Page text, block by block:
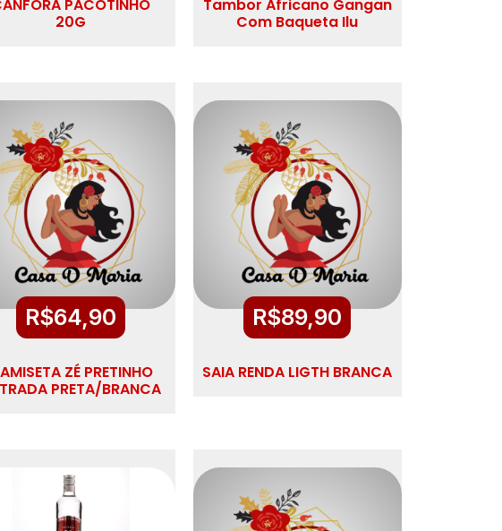
PACOTINHO
20G
Tambor Africano Gangan
Com Baqueta Ilu
R$64,90
ZÉ PRETINHO
PRETA/BRANCA
R$89,90
SAIA RENDA LIGTH BRANCA